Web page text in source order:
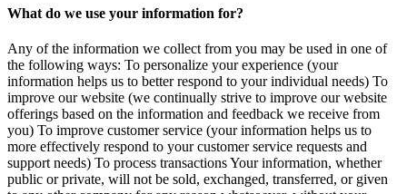
What do we use your information for?
Any of the information we collect from you may be used in one of
the following ways: To personalize your experience (your
information helps us to better respond to your individual needs) To
improve our website (we continually strive to improve our website
offerings based on the information and feedback we receive from
you) To improve customer service (your information helps us to
more effectively respond to your customer service requests and
support needs) To process transactions Your information, whether
public or private, will not be sold, exchanged, transferred, or given